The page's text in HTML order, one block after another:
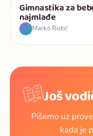
Bebe
Gimnastika za
najmlađe
Marko Ristić
📖Još
Pišemo uz
kada je